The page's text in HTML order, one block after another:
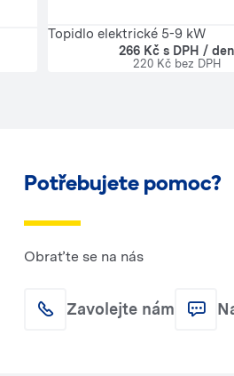
Topidlo elektrické 5-9 kW
266 Kč s DPH / den
220 Kč bez DPH
Potřebujete pomoc?
Obraťte se na nás
Zavolejte nám